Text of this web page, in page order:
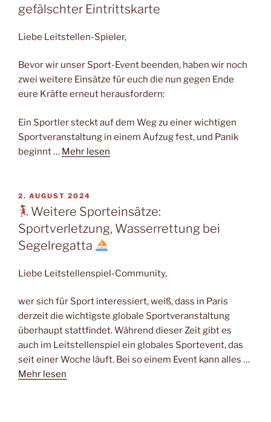
gefälschter Eintrittskarte
Liebe Leitstellen-Spieler,
Bevor wir unser Sport-Event beenden, haben wir noch
zwei weitere Einsätze für euch die nun gegen Ende
eure Kräfte erneut herausfordern:
Ein Sportler steckt auf dem Weg zu einer wichtigen
Sportveranstaltung in einem Aufzug fest, und Panik
beginnt … Mehr lesen
VERÖFFENTLICHT
AM
2. AUGUST 2024
Weitere Sporteinsätze:
Sportverletzung, Wasserrettung bei
Segelregatta
Liebe Leitstellenspiel-Community,
wer sich für Sport interessiert, weiß, dass in Paris
derzeit die wichtigste globale Sportveranstaltung
überhaupt stattfindet. Während dieser Zeit gibt es
auch im Leitstellenspiel ein globales Sportevent, das
seit einer Woche läuft. Bei so einem Event kann alles …
Mehr lesen